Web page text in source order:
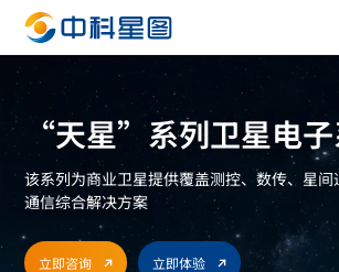
“天星”系列卫星电
该系列为商业卫星提供覆盖测控、数传、星
通信综合解决方案
立即咨询 立即体验